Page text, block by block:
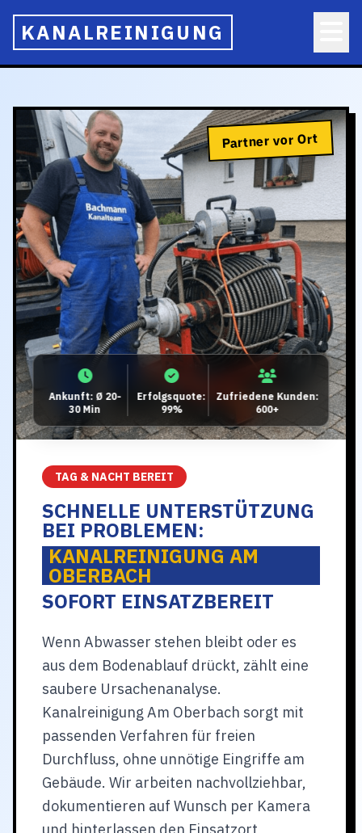
KANALREINIGUNG
Partner vor Ort
Ankunft: Ø 20-
30 Min
Erfolgsquote:
99%
Zufriedene Kunden:
600+
TAG & NACHT BEREIT
SCHNELLE UNTERSTÜTZUNG
BEI PROBLEMEN:
KANALREINIGUNG AM
OBERBACH
SOFORT EINSATZBEREIT
Wenn Abwasser stehen bleibt oder es
aus dem Bodenablauf drückt, zählt eine
saubere Ursachenanalyse.
Kanalreinigung Am Oberbach sorgt mit
passenden Verfahren für freien
Durchfluss, ohne unnötige Eingriffe am
Gebäude. Wir arbeiten nachvollziehbar,
dokumentieren auf Wunsch per Kamera